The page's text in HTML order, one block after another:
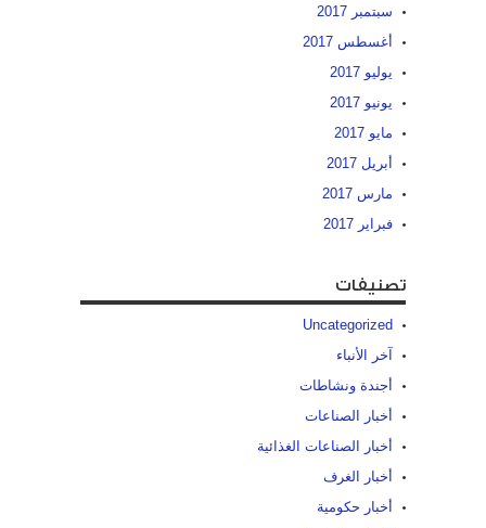
سبتمبر 2017
أغسطس 2017
يوليو 2017
يونيو 2017
مايو 2017
أبريل 2017
مارس 2017
فبراير 2017
تصنيفات
Uncategorized
آخر الأنباء
أجندة ونشاطات
أخبار الصناعات
أخبار الصناعات الغذائية
أخبار الغرف
أخبار حكومية